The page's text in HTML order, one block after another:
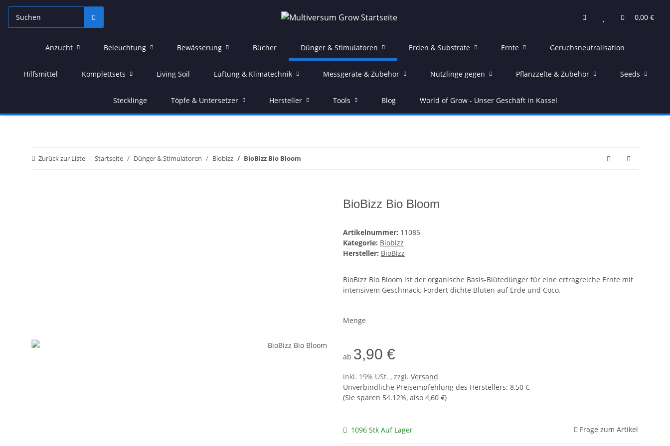
0,00 €
Anzucht Beleuchtung Bewässerung Bücher Dünger & Stimulatoren Erden & Substrate Ernte Geruchsneutralisation
Hilfsmittel Komplettsets Living Soil Lüftung & Klimatechnik Messgeräte & Zubehör Nützlinge gegen Pflanzzelte & Zubehör Seeds
Stecklinge Töpfe & Untersetzer Hersteller Tools Blog World of Grow - Unser Geschäft in Kassel
Zurück zur Liste Startseite Dünger & Stimulatoren Biobizz BioBizz Bio Bloom
BioBizz Bio Bloom
Artikelnummer: 11085
Kategorie: Biobizz
Hersteller: BioBizz
BioBizz Bio Bloom ist der organische Basis-Blütedünger für eine ertragreiche Ernte mit
intensivem Geschmack. Fördert dichte Blüten auf Erde und Coco.
Menge
ab 3,90 €
inkl. 19% USt. , zzgl. Versand
Unverbindliche Preisempfehlung des Herstellers: 8,50 €
(Sie sparen 54.12%, also 4,60 €)
1096 Stk Auf Lager Frage zum Artikel